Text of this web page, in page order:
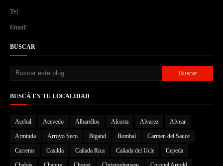
Tel:
Email:
BUSCAR
BUSCÁ EN TU LOCALIDAD
Acebal Acevedo Albarellos Alcorta Alvarez Alvear
Arminda Arroyo Seco Bigand Bombal Carmen del Sauce
Carreras Casilda Cañada Rica Cañada del Ucle Cepeda